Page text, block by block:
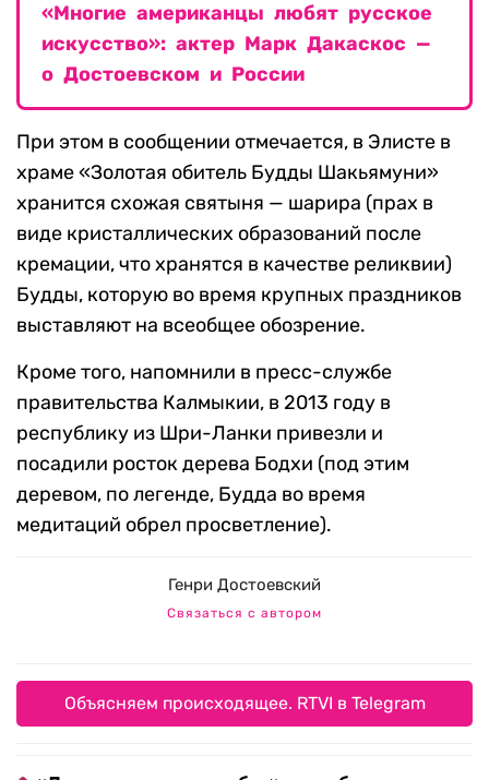
«Многие американцы любят русское
искусство»: актер Марк Дакаскос —
о Достоевском и России
При этом в сообщении отмечается, в Элисте в
храме «Золотая обитель Будды Шакьямуни»
хранится схожая святыня — шарира (прах в
виде кристаллических образований после
кремации, что хранятся в качестве реликвии)
Будды, которую во время крупных праздников
выставляют на всеобщее обозрение.
Кроме того, напомнили в пресс-службе
правительства Калмыкии, в 2013 году в
республику из Шри-Ланки привезли и
посадили росток дерева Бодхи (под этим
деревом, по легенде, Будда во время
медитаций обрел просветление).
Генри Достоевский
Связаться с автором
Объясняем происходящее. RTVI в Telegram